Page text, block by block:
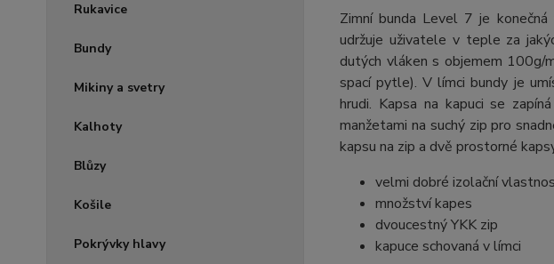
Rukavice
Bundy
Mikiny a svetry
Kalhoty
Blůzy
Košile
Pokrývky hlavy
Zimní bunda Level 7 je
udržuje uživatele v teple za
dutých vláken s objemem 100g/
spací pytle). V límci bundy je
hrudi. Kapsa na kapuci se
manžetami na suchý zip pro
kapsu na zip a dvě prostorné
velmi dobré izolační
množství kapes
dvoucestný YKK zip
kapuce schovaná v límci